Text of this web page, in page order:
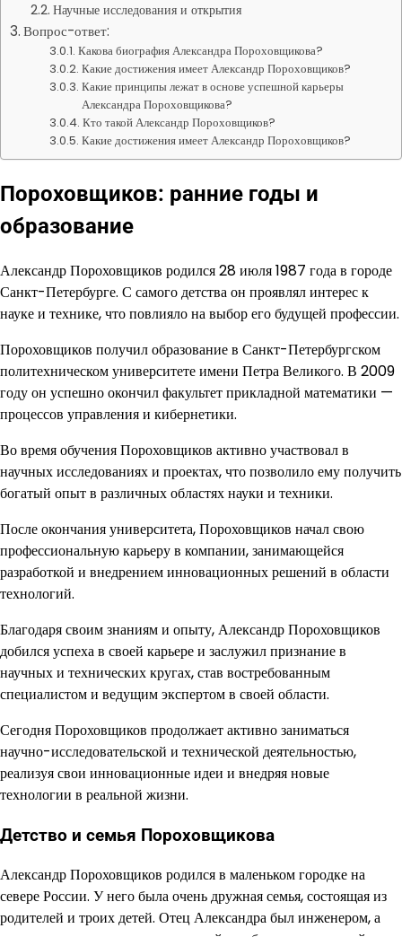
Научные исследования и открытия
Вопрос-ответ:
Какова биография Александра Пороховщикова?
Какие достижения имеет Александр Пороховщиков?
Какие принципы лежат в основе успешной карьеры
Александра Пороховщикова?
Кто такой Александр Пороховщиков?
Какие достижения имеет Александр Пороховщиков?
Пороховщиков: ранние годы и
образование
Александр Пороховщиков родился 28 июля 1987 года в городе
Санкт-Петербурге. С самого детства он проявлял интерес к
науке и технике, что повлияло на выбор его будущей профессии.
Пороховщиков получил образование в Санкт-Петербургском
политехническом университете имени Петра Великого. В 2009
году он успешно окончил факультет прикладной математики —
процессов управления и кибернетики.
Во время обучения Пороховщиков активно участвовал в
научных исследованиях и проектах, что позволило ему получить
богатый опыт в различных областях науки и техники.
После окончания университета, Пороховщиков начал свою
профессиональную карьеру в компании, занимающейся
разработкой и внедрением инновационных решений в области
технологий.
Благодаря своим знаниям и опыту, Александр Пороховщиков
добился успеха в своей карьере и заслужил признание в
научных и технических кругах, став востребованным
специалистом и ведущим экспертом в своей области.
Сегодня Пороховщиков продолжает активно заниматься
научно-исследовательской и технической деятельностью,
реализуя свои инновационные идеи и внедряя новые
технологии в реальной жизни.
Детство и семья Пороховщикова
Александр Пороховщиков родился в маленьком городке на
севере России. У него была очень дружная семья, состоящая из
родителей и троих детей. Отец Александра был инженером, а